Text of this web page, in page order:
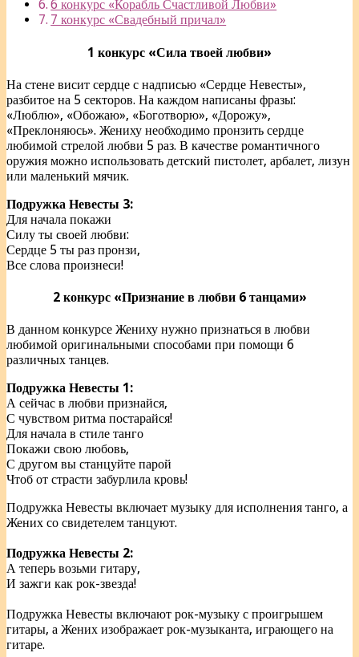
6 конкурс «Корабль Счастливой Любви»
7 конкурс «Свадебный причал»
1 конкурс «Сила твоей любви»
На стене висит сердце с надписью «Сердце Невесты»,
разбитое на 5 секторов. На каждом написаны фразы:
«Люблю», «Обожаю», «Боготворю», «Дорожу»,
«Преклоняюсь». Жениху необходимо пронзить сердце
любимой стрелой любви 5 раз. В качестве романтичного
оружия можно использовать детский пистолет, арбалет, лизун
или маленький мячик.
Подружка Невесты 3:
Для начала покажи
Силу ты своей любви:
Сердце 5 ты раз пронзи,
Все слова произнеси!
2 конкурс «Признание в любви 6 танцами»
В данном конкурсе Жениху нужно признаться в любви
любимой оригинальными способами при помощи 6
различных танцев.
Подружка Невесты 1:
А сейчас в любви признайся,
С чувством ритма постарайся!
Для начала в стиле танго
Покажи свою любовь,
С другом вы станцуйте парой
Чтоб от страсти забурлила кровь!
Подружка Невесты включает музыку для исполнения танго, а
Жених со свидетелем танцуют.
Подружка Невесты 2:
А теперь возьми гитару,
И зажги как рок-звезда!
Подружка Невесты включают рок-музыку с проигрышем
гитары, а Жених изображает рок-музыканта, играющего на
гитаре.